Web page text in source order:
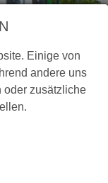
Einige von
andere uns
oder zusätzliche